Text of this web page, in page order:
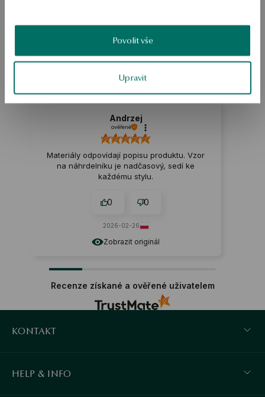
Povolit vše
Upravit
5.0
Založeno na
Jak sbíráme recenze?
Zobrazit originál
Andrzej
ověřené
Materiály odpovídají popisu produktu. Vzor
na náhrdelníku je nadčasový, sedí ke
každému stylu.
0 0
2026-02-26
Recenze získané a ověřené uživatelem
KONTAKT
HELP & INFO